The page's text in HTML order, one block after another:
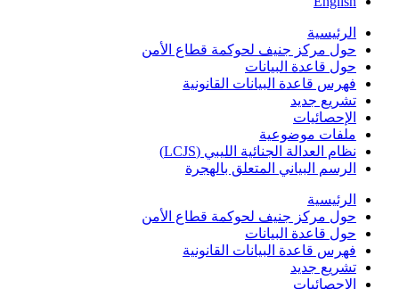
الرئيسية
حول مركز جنيف لحوكمة قطاع الأمن
حول قاعدة البيانات
فهرس قاعدة البيانات القانونية
تشريع جديد
الإحصائيات
ملفات موضوعية
نظام العدالة الجنائية الليبي (LCJS)
الرسم البياني المتعلق بالهجرة
الرئيسية
حول مركز جنيف لحوكمة قطاع الأمن
حول قاعدة البيانات
فهرس قاعدة البيانات القانونية
تشريع جديد
الإحصائيات